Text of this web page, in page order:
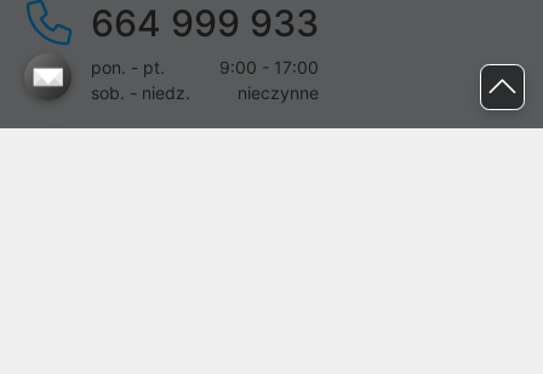
664 999 933
pon. - pt.
9:00 - 17:00
sob. - niedz.
nieczynne